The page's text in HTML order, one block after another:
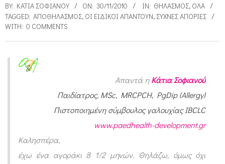
BY: ΚΆΤΙΑ ΣΟΦΙΑΝΟΎ ON: 30/11/2010 IN: ΘΗΛΑΣΜΌΣ, ΌΛΑ
TAGGED: ΑΠΟΘΗΛΑΣΜΌΣ, ΟΙ ΕΙΔΙΚΟΊ ΑΠΑΝΤΟΎΝ, ΣΥΧΝΈΣ ΑΠΟΡΊΕΣ
WITH: 0 COMMENTS
Απαντά ηΚάτια Σοφιανού
Παιδίατρος, MSc, MRCPCH, PgDip (Allergy)
Πιστοποιημένη σύμβουλος γαλουχίας IBCLC
www.paedhealth-development.gr
Καλησπέρα,
έχω ένα αγοράκι 8 1/2 μηνών. Θηλάζω, όμως όχι